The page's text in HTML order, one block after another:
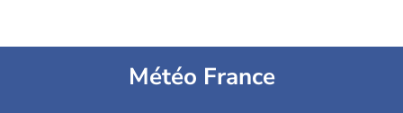
Météo France